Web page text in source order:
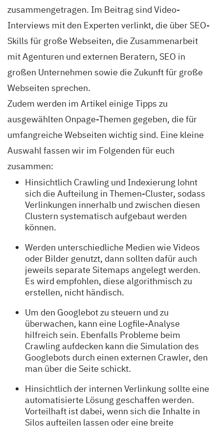
zusammengetragen. Im Beitrag sind Video-
Interviews mit den Experten verlinkt, die über SEO-
Skills für große Webseiten, die Zusammenarbeit
mit Agenturen und externen Beratern, SEO in
großen Unternehmen sowie die Zukunft für große
Webseiten sprechen.
Zudem werden im Artikel einige Tipps zu
ausgewählten Onpage-Themen gegeben, die für
umfangreiche Webseiten wichtig sind. Eine kleine
Auswahl fassen wir im Folgenden für euch
zusammen:
Hinsichtlich Crawling und Indexierung lohnt
sich die Aufteilung in Themen-Cluster, sodass
Verlinkungen innerhalb und zwischen diesen
Clustern systematisch aufgebaut werden
können.
Werden unterschiedliche Medien wie Videos
oder Bilder genutzt, dann sollten dafür auch
jeweils separate Sitemaps angelegt werden.
Es wird empfohlen, diese algorithmisch zu
erstellen, nicht händisch.
Um den Googlebot zu steuern und zu
überwachen, kann eine Logfile-Analyse
hilfreich sein. Ebenfalls Probleme beim
Crawling aufdecken kann die Simulation des
Googlebots durch einen externen Crawler, den
man über die Seite schickt.
Hinsichtlich der internen Verlinkung sollte eine
automatisierte Lösung geschaffen werden.
Vorteilhaft ist dabei, wenn sich die Inhalte in
Silos aufteilen lassen oder eine breite